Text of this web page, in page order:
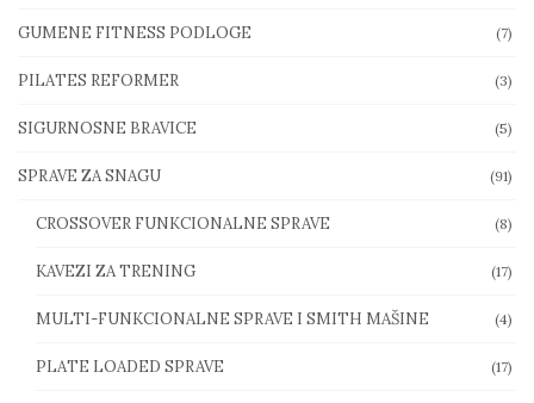
GUMENE FITNESS PODLOGE (7)
PILATES REFORMER (3)
SIGURNOSNE BRAVICE (5)
SPRAVE ZA SNAGU (91)
CROSSOVER FUNKCIONALNE SPRAVE (8)
KAVEZI ZA TRENING (17)
MULTI-FUNKCIONALNE SPRAVE I SMITH MAŠINE (4)
PLATE LOADED SPRAVE (17)